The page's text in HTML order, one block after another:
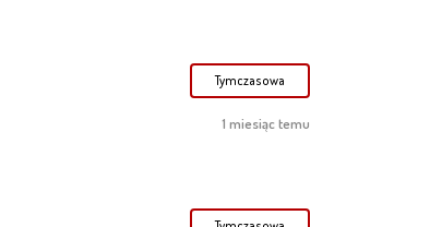
Tymczasowa
1 miesiąc temu